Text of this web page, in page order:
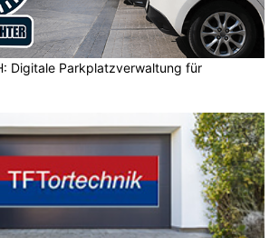
Digitale Parkplatzverwaltung für